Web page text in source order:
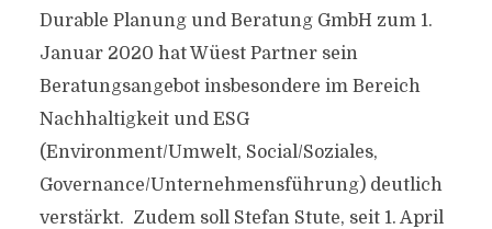
Durable Planung und Beratung GmbH zum 1.
Januar 2020 hat Wüest Partner sein
Beratungsangebot insbesondere im Bereich
Nachhaltigkeit und ESG
(Environment/Umwelt, Social/Soziales,
Governance/Unternehmensführung) deutlich
verstärkt. Zudem soll Stefan Stute, seit 1. April